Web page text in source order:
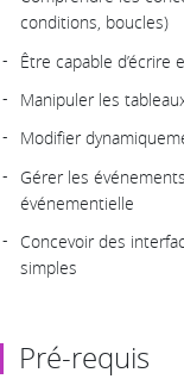
conditions, boucles)
Être capable d’écrire
Manipuler les
Modifier
Gérer les
événementielle
Concevoir des
simples
Pré-requis